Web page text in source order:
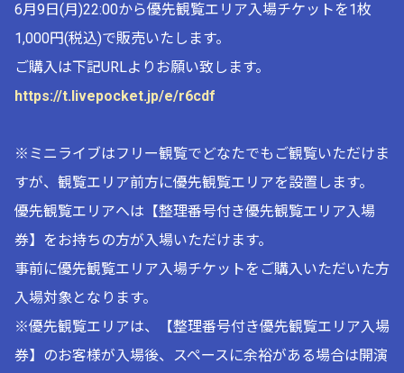
6月9日(月)22:00から優先観覧エリア入場チケットを1枚
1,000円(税込)で販売いたします。
ご購入は下記URLよりお願い致します。
https://t.livepocket.jp/e/r6cdf
※ミニライブはフリー観覧でどなたでもご観覧いただけま
すが、観覧エリア前方に優先観覧エリアを設置します。
優先観覧エリアへは【整理番号付き優先観覧エリア入場
券】をお持ちの方が入場いただけます。
事前に優先観覧エリア入場チケットをご購入いただいた方
入場対象となります。
※優先観覧エリアは、【整理番号付き優先観覧エリア入場
券】のお客様が入場後、スペースに余裕がある場合は開演